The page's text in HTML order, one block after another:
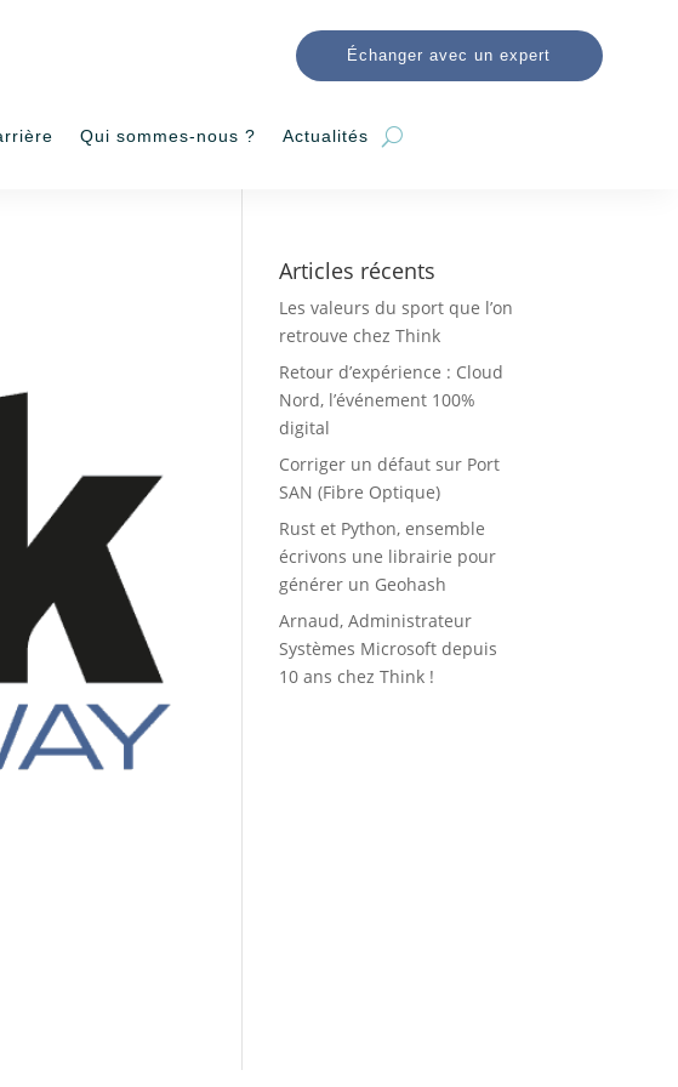
Échanger avec un expert
Qui sommes-nous ? Actualités
Articles récents
Les valeurs du sport que l’on
retrouve chez Think
Retour d’expérience : Cloud
Nord, l’événement 100%
digital
Corriger un défaut sur Port
SAN (Fibre Optique)
Rust et Python, ensemble
écrivons une librairie pour
générer un Geohash
Arnaud, Administrateur
Systèmes Microsoft depuis
10 ans chez Think !